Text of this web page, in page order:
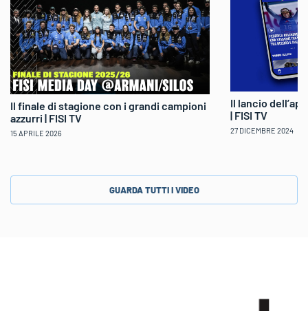
Il finale di stagione con i grandi campioni
azzurri | FISI TV
15 APRILE 2026
Il lancio dell’app
| FISI TV
27 DICEMBRE 2024
GUARDA TUTTI I VIDEO